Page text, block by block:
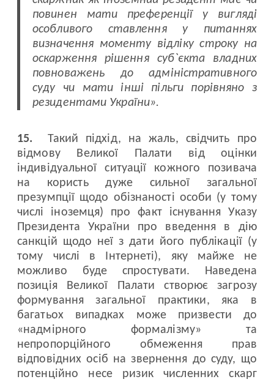
повинен мати преференції у вигляді
особливого ставлення у питаннях
визначення моменту відліку строку на
оскарження рішення суб`єкта владних
повноважень до адміністративного
суду чи мати інші пільги порівняно з
резидентами України».
15. Такий підхід, на жаль, свідчить про
відмову Великої Палати від оцінки
індивідуальної ситуації кожного позивача
на користь дуже сильної загальної
презумпції щодо обізнаності особи (у тому
числі іноземця) про факт існування Указу
Президента України про введення в дію
санкцій щодо неї з дати його публікації (у
тому числі в Інтернеті), яку майже не
можливо буде спростувати. Наведена
позиція Великої Палати створює загрозу
формування загальної практики, яка в
багатьох випадках може призвести до
«надмірного формалізму» та
непропорційного обмеження прав
відповідних осіб на звернення до суду, що
потенційно несе ризик численних скарг